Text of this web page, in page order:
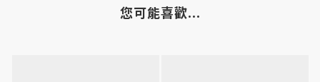
您可能喜歡...